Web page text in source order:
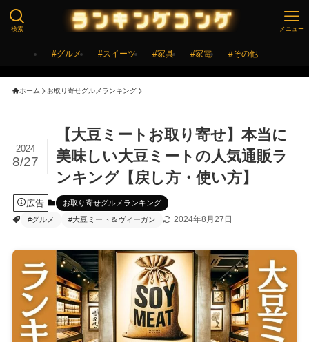
検索 メニュー
#グルメ #スイーツ #家具 #家電 #その他
ホーム お取り寄せグルメランキング
【大豆ミートお取り寄せ】本当に
美味しい大豆ミートの人気通販ラ
ンキング【戻し方・使い方】
2024
8/27
広告
お取り寄せグルメランキング
#グルメ
#大豆ミート＆ヴィーガン 2024年8月27日